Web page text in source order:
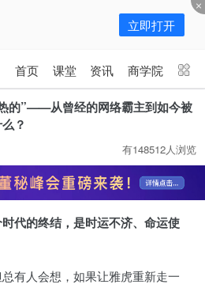
立即打开
首页 课堂 资讯 商学院
直播 商学院
更多
碧桂园
布
的”——从曾经的网络霸主到如今被
？
有148512人浏览
代的终结，是时运不济、命运使
人会想，如果让雅虎重新走一